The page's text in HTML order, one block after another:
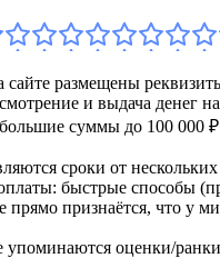
размещены
и выдача денег
суммы до 100 000
сроки от
быстрые способы
признаётся, что у
оценки/